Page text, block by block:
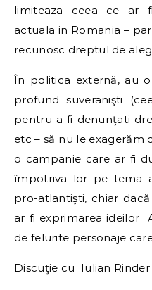
limiteaza ceea ce ar
actuala in Romania –
recunosc dreptul de
În politica externă, au
profund suveranişti
pentru a fi denunţati
etc – să nu le exagerăm
o campanie care ar fi
împotriva lor pe tema
pro-atlantişti, chiar
ar fi exprimarea ideilor
de felurite personaje
Discuţie cu Iulian Rinder